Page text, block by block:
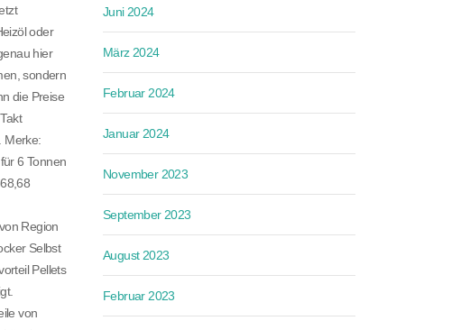
oder
hier
sondern
die Preise
Merke:
6 Tonnen
Region
Selbst
Pellets
von
Juni 2024
März 2024
Februar 2024
Januar 2024
November 2023
September 2023
August 2023
Februar 2023